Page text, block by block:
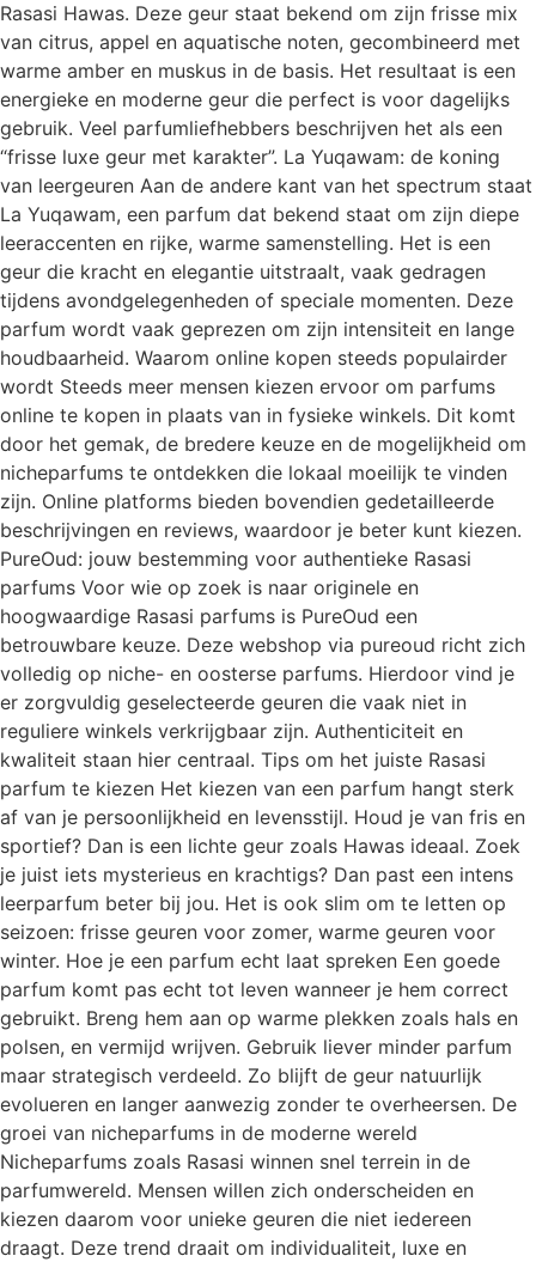
Rasasi Hawas. Deze geur staat bekend om zijn frisse mix
van citrus, appel en aquatische noten, gecombineerd met
warme amber en muskus in de basis. Het resultaat is een
energieke en moderne geur die perfect is voor dagelijks
gebruik. Veel parfumliefhebbers beschrijven het als een
“frisse luxe geur met karakter”. La Yuqawam: de koning
van leergeuren Aan de andere kant van het spectrum staat
La Yuqawam, een parfum dat bekend staat om zijn diepe
leeraccenten en rijke, warme samenstelling. Het is een
geur die kracht en elegantie uitstraalt, vaak gedragen
tijdens avondgelegenheden of speciale momenten. Deze
parfum wordt vaak geprezen om zijn intensiteit en lange
houdbaarheid. Waarom online kopen steeds populairder
wordt Steeds meer mensen kiezen ervoor om parfums
online te kopen in plaats van in fysieke winkels. Dit komt
door het gemak, de bredere keuze en de mogelijkheid om
nicheparfums te ontdekken die lokaal moeilijk te vinden
zijn. Online platforms bieden bovendien gedetailleerde
beschrijvingen en reviews, waardoor je beter kunt kiezen.
PureOud: jouw bestemming voor authentieke Rasasi
parfums Voor wie op zoek is naar originele en
hoogwaardige Rasasi parfums is PureOud een
betrouwbare keuze. Deze webshop via pureoud richt zich
volledig op niche- en oosterse parfums. Hierdoor vind je
er zorgvuldig geselecteerde geuren die vaak niet in
reguliere winkels verkrijgbaar zijn. Authenticiteit en
kwaliteit staan hier centraal. Tips om het juiste Rasasi
parfum te kiezen Het kiezen van een parfum hangt sterk
af van je persoonlijkheid en levensstijl. Houd je van fris en
sportief? Dan is een lichte geur zoals Hawas ideaal. Zoek
je juist iets mysterieus en krachtigs? Dan past een intens
leerparfum beter bij jou. Het is ook slim om te letten op
seizoen: frisse geuren voor zomer, warme geuren voor
winter. Hoe je een parfum echt laat spreken Een goede
parfum komt pas echt tot leven wanneer je hem correct
gebruikt. Breng hem aan op warme plekken zoals hals en
polsen, en vermijd wrijven. Gebruik liever minder parfum
maar strategisch verdeeld. Zo blijft de geur natuurlijk
evolueren en langer aanwezig zonder te overheersen. De
groei van nicheparfums in de moderne wereld
Nicheparfums zoals Rasasi winnen snel terrein in de
parfumwereld. Mensen willen zich onderscheiden en
kiezen daarom voor unieke geuren die niet iedereen
draagt. Deze trend draait om individualiteit, luxe en